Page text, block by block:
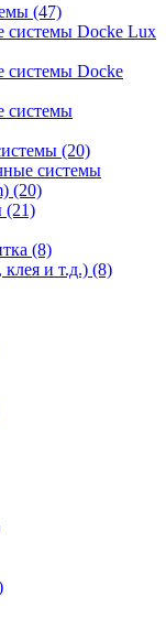
(47)
системы Docke Lux
системы Docke
системы
(20)
системы
(20)
(21)
(8)
и т.д.) (8)